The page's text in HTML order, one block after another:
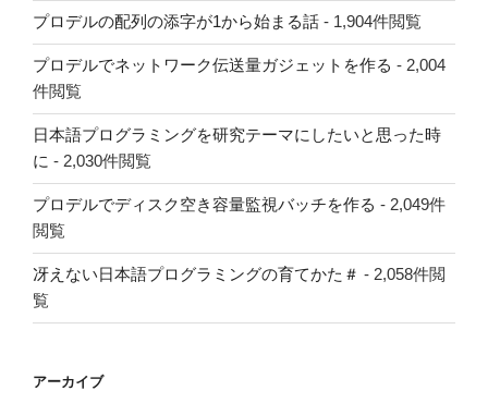
プロデルの配列の添字が1から始まる話 - 1,904件閲覧
プロデルでネットワーク伝送量ガジェットを作る - 2,004
件閲覧
日本語プログラミングを研究テーマにしたいと思った時
に - 2,030件閲覧
プロデルでディスク空き容量監視バッチを作る - 2,049件
閲覧
冴えない日本語プログラミングの育てかた＃ - 2,058件閲
覧
アーカイブ